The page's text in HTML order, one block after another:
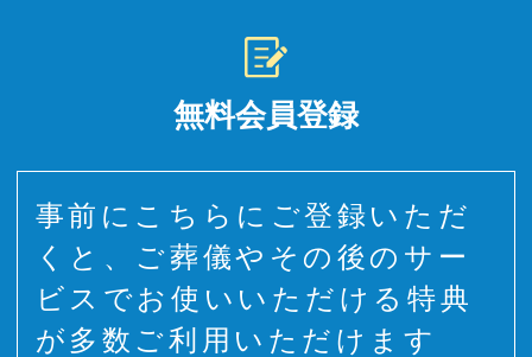
無料会員登録
事前にこちらにご登録いただ
くと、ご葬儀やその後のサー
ビスでお使いいただける特典
が多数ご利用いただけます